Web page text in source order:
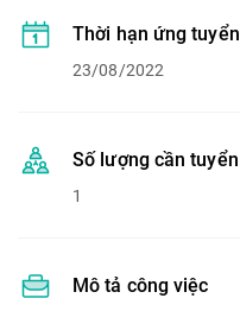
Thời hạn ứng tuyển
23/08/2022
Số lượng cần tuyển
1
Mô tả công việc